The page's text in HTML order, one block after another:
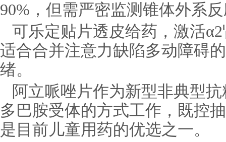
90%，但需严密监测锥体外系
可乐定贴片透皮给药，激活
适合合并注意力缺陷多动障碍
绪。
阿立哌唑片作为新型非典型
多巴胺受体的方式工作，既控
是目前儿童用药的优选之一。